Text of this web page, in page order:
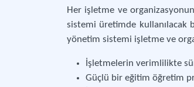
Her işletme ve
sistemi üretimde kullanılacak
yönetim sistemi işletme ve
İşletmelerin verimlilikte
Güçlü bir eğitim öğretim